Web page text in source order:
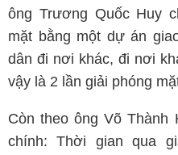
ông Trương Quốc Huy
mặt bằng một dự án
dân đi nơi khác, đi nơi
vậy là 2 lần giải phóng
Còn theo ông Võ
chính: Thời gian qua